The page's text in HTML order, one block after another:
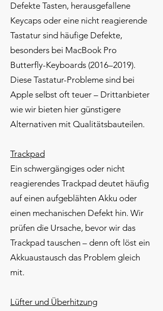
Defekte Tasten, herausgefallene
Keycaps oder eine nicht reagierende
Tastatur sind häufige Defekte,
besonders bei MacBook Pro
Butterfly-Keyboards (2016–2019).
Diese Tastatur-Probleme sind bei
Apple selbst oft teuer – Drittanbieter
wie wir bieten hier günstigere
Alternativen mit Qualitätsbauteilen.
Trackpad
Ein schwergängiges oder nicht
reagierendes Trackpad deutet häufig
auf einen aufgeblähten Akku oder
einen mechanischen Defekt hin. Wir
prüfen die Ursache, bevor wir das
Trackpad tauschen – denn oft löst ein
Akkuaustausch das Problem gleich
mit.
Lüfter und Überhitzung